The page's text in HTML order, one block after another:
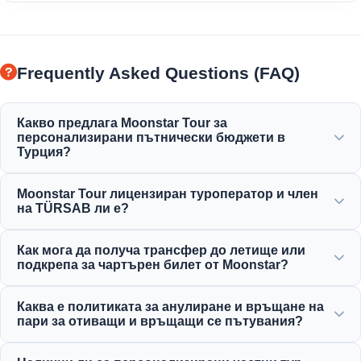
Frequently Asked Questions (FAQ)
Какво предлага Moonstar Tour за
персонализирани пътнически бюджети в
Турция?
персонализирани услуги за корпоративни пътувания,
бизнес и развлечения, като осигурява опции,
цена-качество.
Moonstar Tour лицензиран туроператор и член
на TÜRSAB ли е?
пътувания от клас А и горд член на TÜRSAB
(Асоциация на турските туристически агенции), което
Как мога да получа трансфер до летище или
подкрепа за чартърен билет от Moonstar?
летище, автобусни билети и чартърни полети
директно чрез нашия уебсайт или като се свържете с
Каква е политиката за анулиране и връщане на
пари за отиващи и връщащи се пътувания?